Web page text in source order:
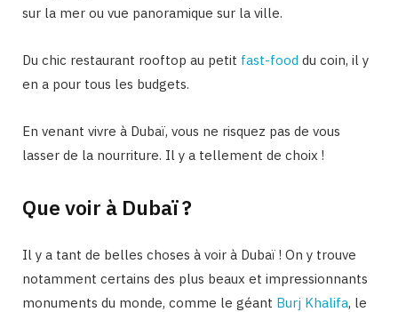
sur la mer ou vue panoramique sur la ville.
Du chic restaurant rooftop au petit fast-food du coin, il y
en a pour tous les budgets.
En venant vivre à Dubaï, vous ne risquez pas de vous
lasser de la nourriture. Il y a tellement de choix !
Que voir à Dubaï ?
Il y a tant de belles choses à voir à Dubaï ! On y trouve
notamment certains des plus beaux et impressionnants
monuments du monde, comme le géant Burj Khalifa, le